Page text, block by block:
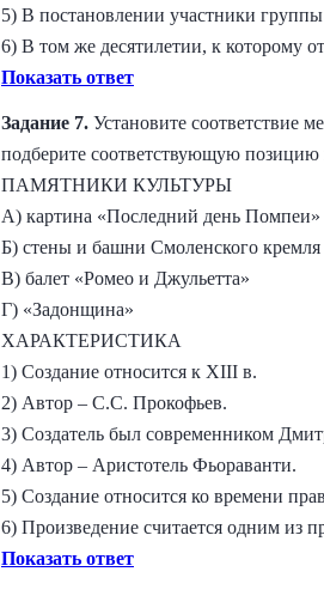
5) В постановлении участники
6) В том же десятилетии, к которому
Показать ответ
Задание 7. Установите соответствие
подберите соответствующую позицию
ПАМЯТНИКИ КУЛЬТУРЫ
А) картина «Последний день Помпеи»
Б) стены и башни Смоленского кремля
В) балет «Ромео и Джульетта»
Г) «Задонщина»
ХАРАКТЕРИСТИКА
1) Создание относится к XIII в.
2) Автор – С.С. Прокофьев.
3) Создатель был современником
4) Автор – Аристотель Фьораванти.
5) Создание относится ко времени
6) Произведение считается одним из
Показать ответ